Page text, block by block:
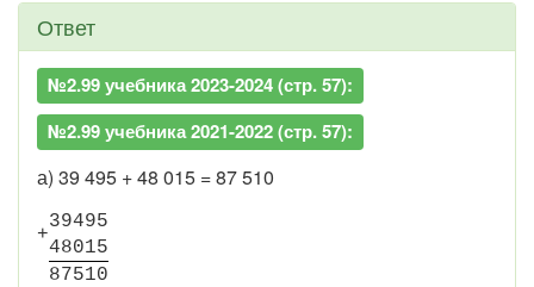
Ответ
№2.99 учебника 2023-2024 (стр. 57):
№2.99 учебника 2021-2022 (стр. 57):
а) 39 495 + 48 015 = 87 510
+
39495
48015
87510